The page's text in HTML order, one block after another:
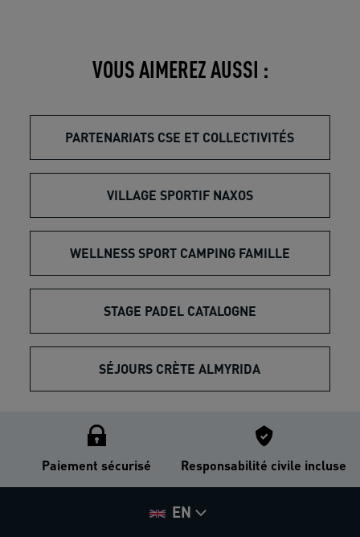
VOUS AIMEREZ AUSSI :
PARTENARIATS CSE ET COLLECTIVITÉS
VILLAGE SPORTIF NAXOS
WELLNESS SPORT CAMPING FAMILLE
STAGE PADEL CATALOGNE
SÉJOURS CRÈTE ALMYRIDA
Paiement sécurisé Responsabilité civile incluse
EN